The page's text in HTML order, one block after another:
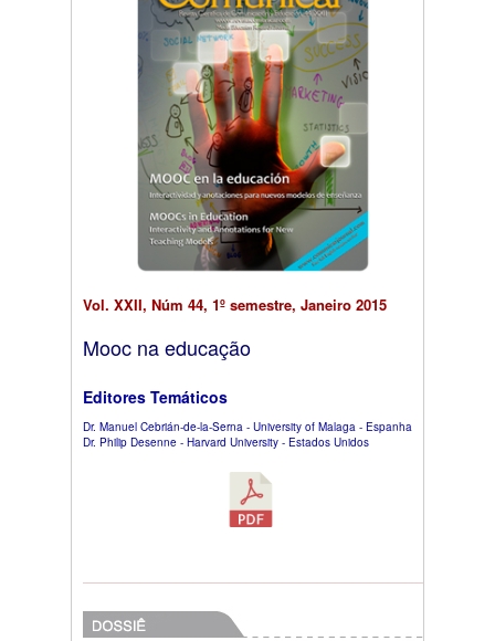
Vol. XXII, Núm 44, 1º semestre, Janeiro 2015
Mooc na educação
Editores Temáticos
Dr. Manuel Cebrián-de-la-Serna - University of Malaga - Espanha
Dr. Philip Desenne - Harvard University - Estados Unidos